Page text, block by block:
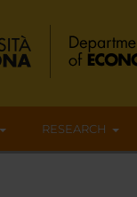
RESEARCH